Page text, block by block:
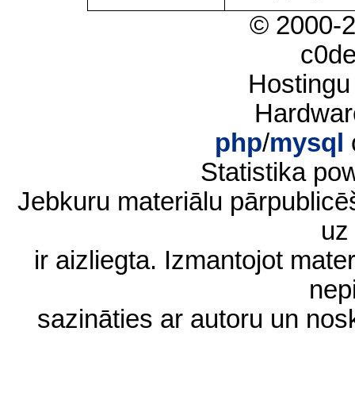
© 2000-
php/mysql
Statistika
Jebkuru materiālu
ir aizliegta. Izmantojot
sazināties ar autoru un